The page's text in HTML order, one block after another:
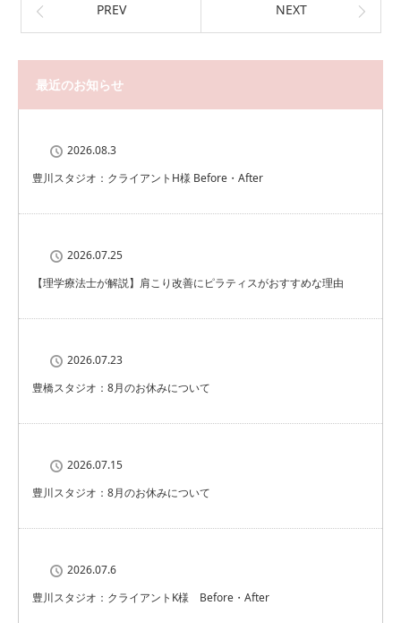
PREV NEXT
最近のお知らせ
2026.08.3
豊川スタジオ：クライアントH様 Before・After
2026.07.25
【理学療法士が解説】肩こり改善にピラティスがおすすめな理由
2026.07.23
豊橋スタジオ：8月のお休みについて
2026.07.15
豊川スタジオ：8月のお休みについて
2026.07.6
豊川スタジオ：クライアントK様 Before・After